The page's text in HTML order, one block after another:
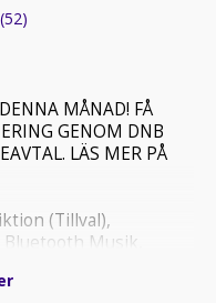
(52)
MÅNAD! FÅ
GENOM DNB
LÄS MER PÅ
(Tillval),
Musik,
LED-varselljus, AC,